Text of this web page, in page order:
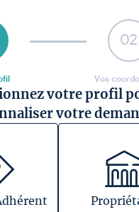
02
Vos
votre profil
votre